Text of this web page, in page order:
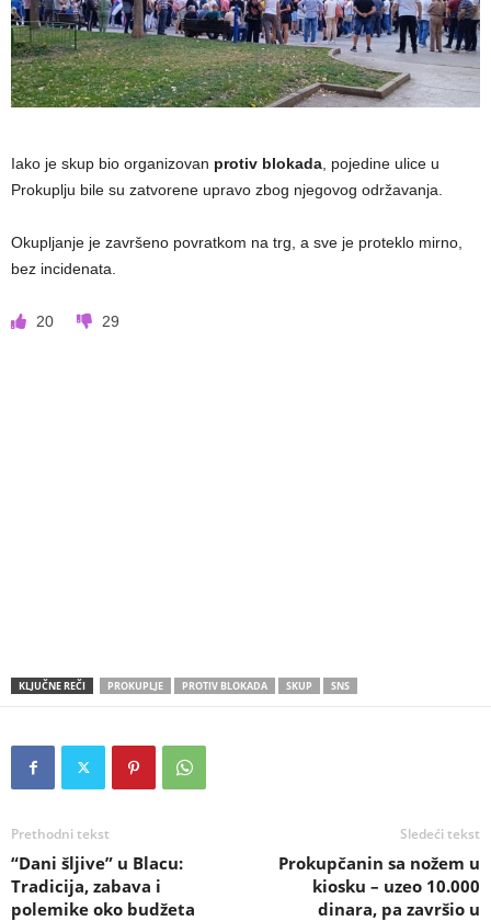
Iako je skup bio organizovan protiv blokada , pojedine ulice u
Prokuplju bile su zatvorene upravo zbog njegovog održavanja.
Okupljanje je završeno povratkom na trg, a sve je proteklo mirno,
bez incidenata.
20 29
KLJUČNE REČI PROKUPLJE PROTIV BLOKADA SKUP SNS
Prethodni tekst
“Dani šljive” u Blacu:
Tradicija, zabava i
polemike oko budžeta
Sledeći tekst
Prokupčanin sa nožem u
kiosku – uzeo 10.000
dinara, pa završio u